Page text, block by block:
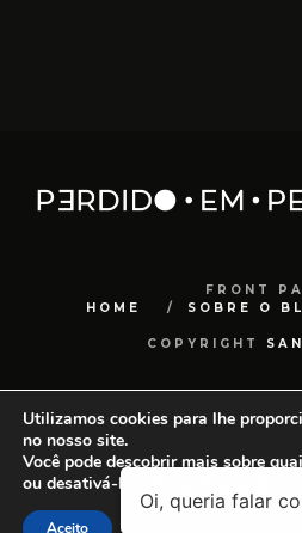
FRONT
HOME
SOBRE O
COPYRIGHT
Utilizamos cookies para lhe
no nosso site.
Você pode descobrir mais sobre
ou desativá-los em
Aceito